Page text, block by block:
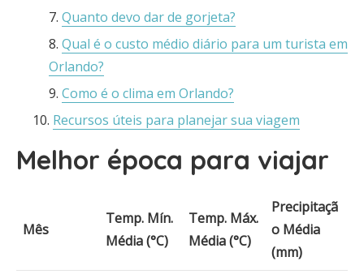
Quanto devo dar de gorjeta?
Qual é o custo médio diário para um turista em
Orlando?
Como é o clima em Orlando?
Recursos úteis para planejar sua viagem
Melhor época para viajar
Mês
Temp. Mín.
Média (°C)
Temp. Máx.
Média (°C)
Precipitaçã
o Média
(mm)